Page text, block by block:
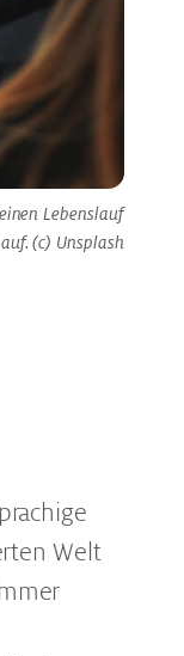
Lebenslauf
auf. (c) Unsplash
Welt